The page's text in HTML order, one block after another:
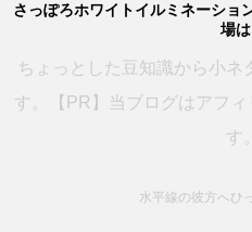
さっぽろホワイトイルミネーショ
場は
ちょっとした豆知識から小ネ
す。【PR】当ブログはアフ
す。
水平線の彼方へひ